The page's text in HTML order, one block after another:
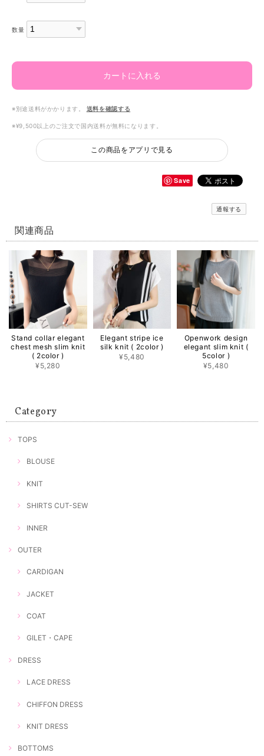
数量
カートに入れる
※別途送料がかかります。 送料を確認する
※¥9,500以上のご注文で国内送料が無料になります。
この商品をアプリで見る
Save
通報する
関連商品
Stand collar elegant
chest mesh slim knit
( 2color )
¥5,280
Elegant stripe ice
silk knit ( 2color )
¥5,480
Openwork design
elegant slim knit (
5color )
¥5,480
Category
TOPS
BLOUSE
KNIT
SHIRTS CUT-SEW
INNER
OUTER
CARDIGAN
JACKET
COAT
GILET・CAPE
DRESS
LACE DRESS
CHIFFON DRESS
KNIT DRESS
BOTTOMS